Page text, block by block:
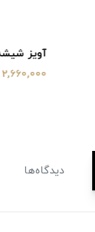
دیدگاه‌ها